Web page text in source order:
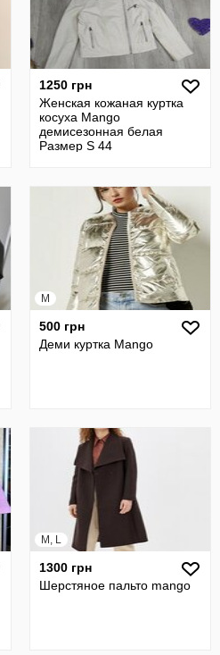
1250 грн
Женская кожаная куртка
косуха Mango
демисезонная белая
Размер S 44
M
500 грн
Деми куртка Mango
M, L
1300 грн
Шерстяное пальто mango